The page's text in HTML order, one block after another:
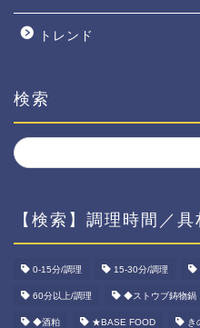
トレンド
検索
【検索】調理時間／
0-15分/調理 15-30分/調理
60分以上/調理 ◆ストウブ鋳物鍋
◆酒粕 ★BASE FOOD き